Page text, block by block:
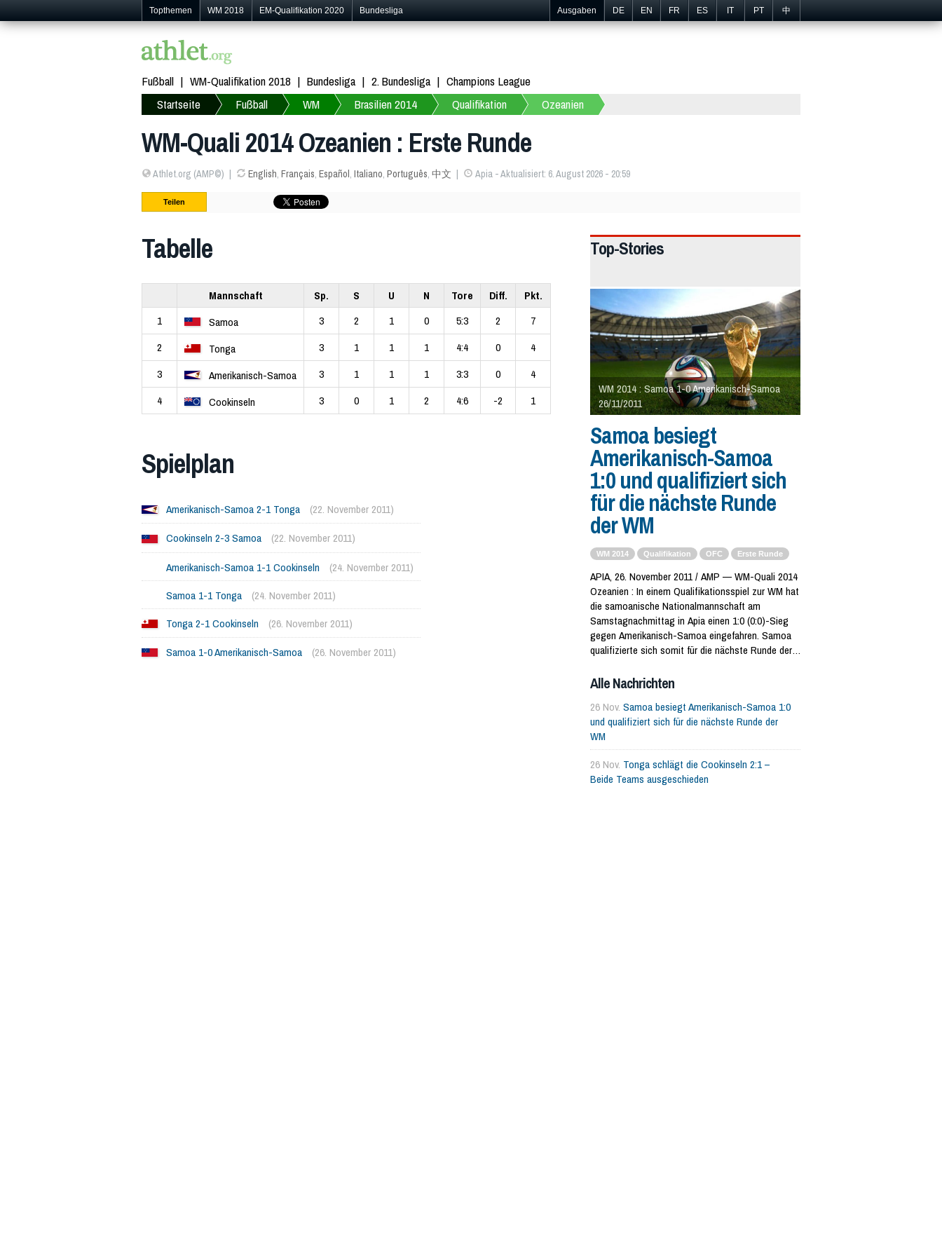
Topthemen WM 2018 EM-Qualifikation 2020 Bundesliga Ausgaben DE EN FR ES IT PT 中
Fußball WM-Qualifikation 2018 Bundesliga 2. Bundesliga
Champions League
Startseite
Fußball WM Brasilien 2014 Qualifikation Ozeanien
WM-Quali 2014 Ozeanien : Erste Runde
Athlet.org (AMP©) English, Français, Español, Italiano, Português, 中文 Apia - Aktualisiert: 6. August 2026 - 20:59
Teilen
Tabelle
Mannschaft Sp. S U N Tore Diff.
Pkt.
1
Samoa 3 2 1 0 5:3 2
7
2
Tonga 3 1 1 1 4:4 0
4
3
Amerikanisch-Samoa 3 1 1 1 3:3 0
4
4
Cookinseln 3 0 1 2 4:6 -2 1
Spielplan
Amerikanisch-Samoa 2-1 Tonga
(22. November 2011)
Cookinseln 2-3 Samoa
(22. November 2011)
Amerikanisch-Samoa 1-1 Cookinseln
(24. November 2011)
Samoa 1-1 Tonga
(24. November 2011)
Tonga 2-1 Cookinseln
(26. November 2011)
Samoa 1-0 Amerikanisch-Samoa
(26. November 2011)
Top-Stories
WM 2014 : Samoa 1-0 Amerikanisch-Samoa
26/11/2011
Samoa besiegt
Amerikanisch-Samoa
1:0 und qualifiziert sich
für die nächste Runde
der WM
WM 2014 Qualifikation OFC Erste Runde
APIA, 26. November 2011 / AMP — WM-Quali 2014
Ozeanien : In einem Qualifikationsspiel zur WM hat
die samoanische Nationalmannschaft am
Samstagnachmittag in Apia einen 1:0 (0:0)-Sieg
gegen Amerikanisch-Samoa eingefahren. Samoa
qualifizierte sich somit für die nächste Runde der
verlassen.
Alle Nachrichten
26 Nov. Samoa besiegt Amerikanisch-Samoa 1:0
und qualifiziert sich für die nächste Runde der
WM
26 Nov. Tonga schlägt die Cookinseln 2:1 –
Beide Teams ausgeschieden